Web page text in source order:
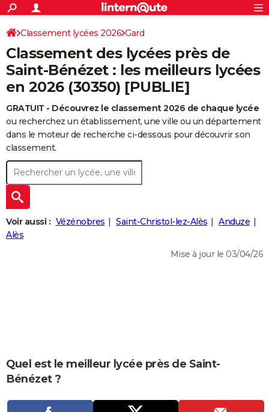
ACTUALITÉS
Politique
Société
Faits Divers
Education
Monde
Villes
+
SPORT
Coupe du monde 2026
Football
Tennis
Cyclisme
Rugby
Forum
CULTURE
Programme TV
TNT
Streaming
Cinéma
Sorties cinéma
Musique
+
FINANCE
Retraite
Impôts
Epargne
Immobilier
Risques naturels par ville
Banque
Assurance
Crédit
AUTO
Essais
Réserver un essai
Citadines
Berlines
SUV
Forum auto
+
HIGH-TECH
BRICOLAGE
Forum
Aménagement intérieur
Extérieur
Cuisine
Salle de bains
Jardinage
Rangement
+WEEK-END
Guides de France
Escapades
Patrimoine
Expositions
Musées
Week-end nature
+
LIFESTYLE
Art de vivre
Bien-être
Loisirs
Mode
Modes de vie
+SANTE
Carte de Noël
Carte Bonne année
Carte Saint-Valentin
Carte Pâques
Carte d'anniversaire
DICTIONNAIRE
Dictionnaire
Biographies
Citations
Expressions
Proverbes
PROGRAMME TV
S'inscrire
Connexion
Classement lycées 2026 Gard
Classement des lycées près de
Saint-Bénézet : les meilleurs lycées
en 2026 (30350) [PUBLIE]
GRATUIT - Découvrez le classement 2026 de chaque lycée
ou recherchez un établissement, une ville ou un département
dans le moteur de recherche ci-dessous pour découvrir son
classement.
Voir aussi : Vézénobres Saint-Christol-lez-Alès
Anduze
Alès
Mise à jour le 03/04/26
Quel est le meilleur lycée près de Saint-
Bénézet ?